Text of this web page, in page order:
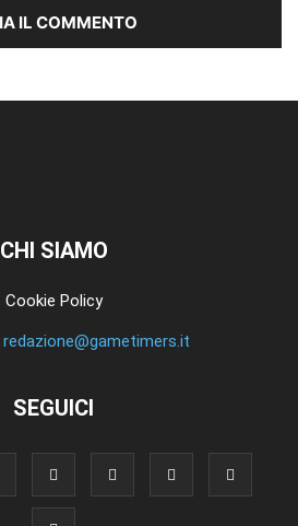
CHI SIAMO
Cookie Policy
redazione@gametimers.it
SEGUICI